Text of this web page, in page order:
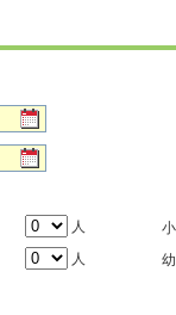
人
人